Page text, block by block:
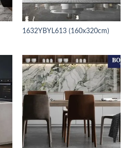
1632YBYL613 (160x320cm)